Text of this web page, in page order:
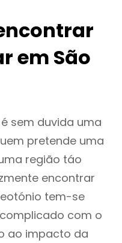
em São
sem duvida uma
pretende uma
região táo
encontrar
tem-se
com o
ao impacto da